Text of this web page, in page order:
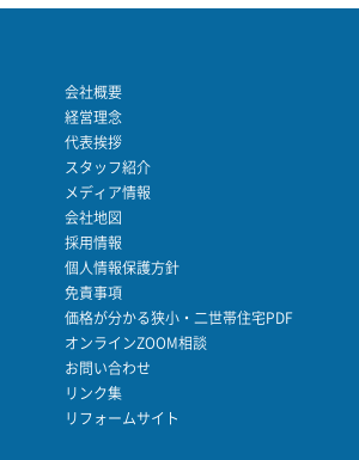
会社概要
経営理念
代表挨拶
スタッフ紹介
メディア情報
会社地図
採用情報
個人情報保護方針
免責事項
価格が分かる狭小・二世帯住宅PDF
オンラインZOOM相談
お問い合わせ
リンク集
リフォームサイト